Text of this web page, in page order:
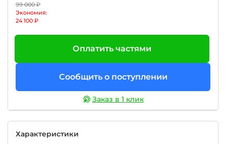
99 000 ₽
Экономия:
24 100 ₽
Оплатить частями
Сообщить о поступлении
Заказ в 1 клик
Характеристики